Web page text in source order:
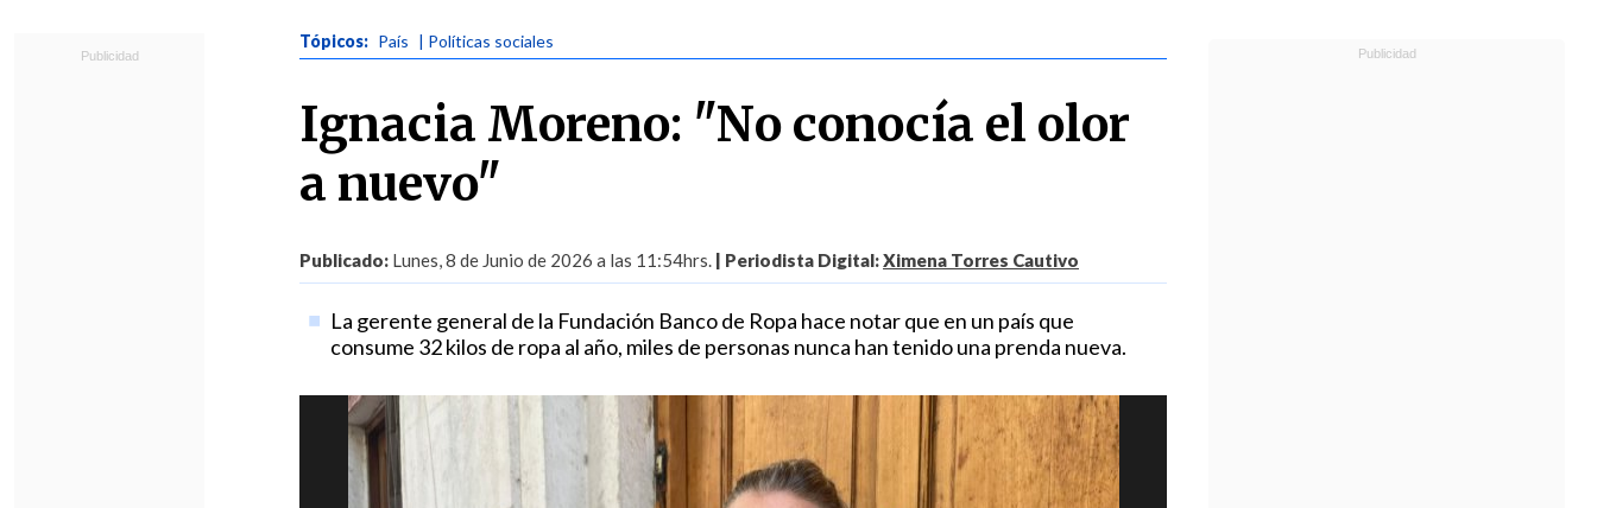
Tópicos: País | Políticas sociales
Ignacia Moreno: "No conocía el olor
a nuevo"
Publicado: Lunes, 8 de Junio de 2026 a las 11:54hrs. | Periodista Digital:Ximena Torres Cautivo
La gerente general de la Fundación Banco de Ropa hace notar que en un país que
consume 32 kilos de ropa al año, miles de personas nunca han tenido una prenda nueva.